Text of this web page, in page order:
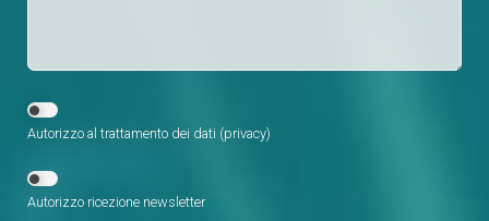
Autorizzo al trattamento dei dati (privacy)
Autorizzo ricezione newsletter